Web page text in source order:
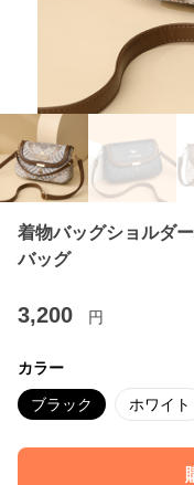
着物バッグショルダ
バッグ
3,200 円
カラー
ブラック ホワイト